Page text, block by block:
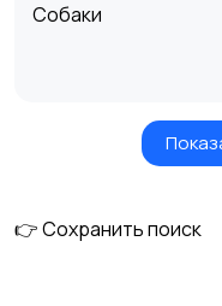
Собаки
👉 Сохранить поиск